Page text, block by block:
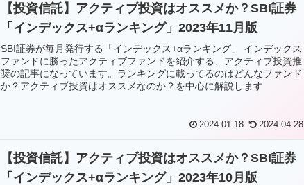
【投資信託】アクティブ投資はオススメか？SBI証券
「インデックス+αランキング」2023年11月版
SBI証券が毎月発行する「インデックス+αランキング」 インデックス
ファンドに勝ったアクティブファンドを紹介する、アクティブ投資推
奨の記事になっています。ランキングに載ってるのはどんなファンド
か？アクティブ投資はオススメなのか？を中心に解説します
2024.01.18 2024.04.28
【投資信託】アクティブ投資はオススメか？SBI証券
「インデックス+αランキング」2023年10月版